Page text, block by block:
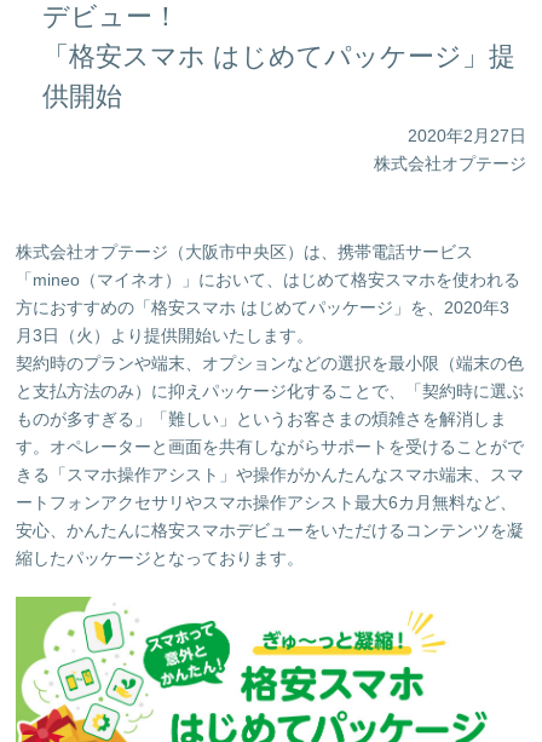
デビュー！
「格安スマホ はじめてパッケージ」提
供開始
2020年2月27日
株式会社オプテージ
株式会社オプテージ（大阪市中央区）は、携帯電話サービス
「mineo（マイネオ）」において、はじめて格安スマホを使われる
方におすすめの「格安スマホ はじめてパッケージ」を、2020年3
月3日（火）より提供開始いたします。
契約時のプランや端末、オプションなどの選択を最小限（端末の色
と支払方法のみ）に抑えパッケージ化することで、「契約時に選ぶ
ものが多すぎる」「難しい」というお客さまの煩雑さを解消しま
す。オペレーターと画面を共有しながらサポートを受けることがで
きる「スマホ操作アシスト」や操作がかんたんなスマホ端末、スマ
ートフォンアクセサリやスマホ操作アシスト最大6カ月無料など、
安心、かんたんに格安スマホデビューをいただけるコンテンツを凝
縮したパッケージとなっております。